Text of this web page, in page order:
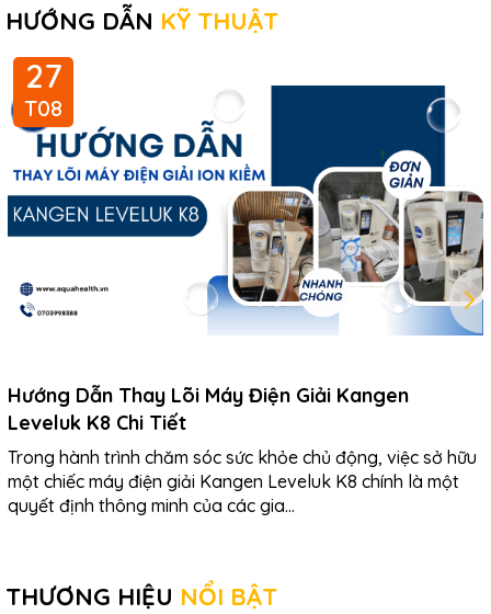
HƯỚNG DẪN KỸ THUẬT
27
T08
Hướng Dẫn Thay Lõi Máy Điện Giải Kangen
Leveluk K8 Chi Tiết
Trong hành trình chăm sóc sức khỏe chủ động, việc sở hữu
một chiếc máy điện giải Kangen Leveluk K8 chính là một
quyết định thông minh của các gia...
THƯƠNG HIỆU NỔI BẬT